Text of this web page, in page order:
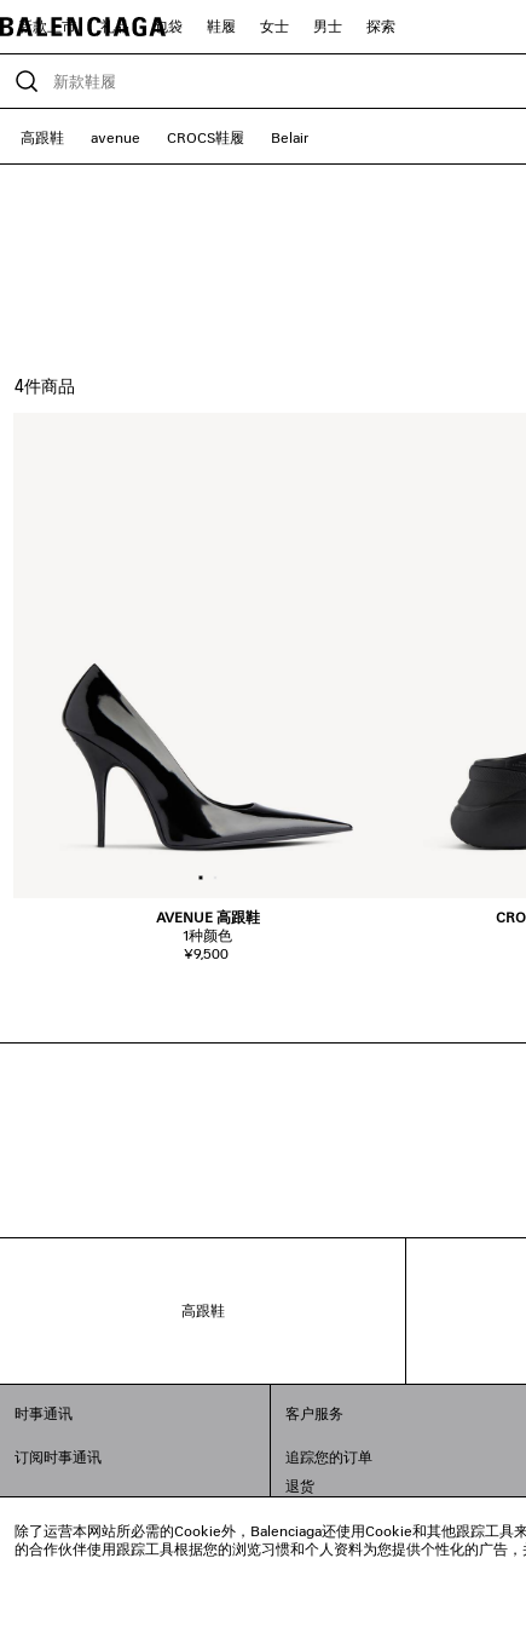
除了运营本网站所必需的Cookie外，Balenciaga还使用Cookie和其他跟踪工
的合作伙伴使用跟踪工具根据您的浏览习惯和个人资料为您提供个性化的广告
新款上市 礼品 包袋 鞋履 女士 男士 探索
高跟鞋 avenue CROCS鞋履 Belair
4件商品
AVENUE 高跟鞋
1种颜色
¥9,500
高跟鞋
时事通讯
订阅时事通讯
客户服务
追踪您的订单
退货
支付